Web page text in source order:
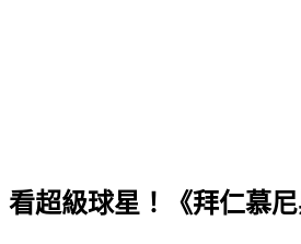
看超級球星！《拜仁慕